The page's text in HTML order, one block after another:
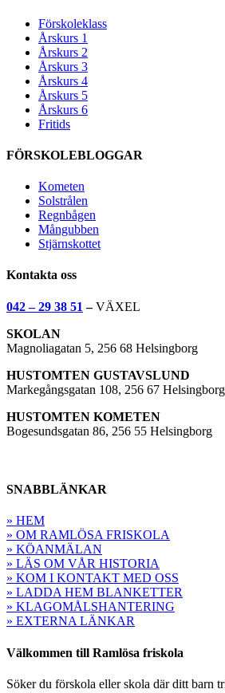
Förskoleklass
Årskurs 1
Årskurs 2
Årskurs 3
Årskurs 4
Årskurs 5
Årskurs 6
Fritids
FÖRSKOLEBLOGGAR
Kometen
Solstrålen
Regnbågen
Mångubben
Stjärnskottet
Kontakta oss
042 – 29 38 51 –VÄXEL
SKOLAN
Magnoliagatan 5, 256 68 Helsingborg
HUSTOMTEN GUSTAVSLUND
Markegångsgatan 108, 256 67 Helsingborg
HUSTOMTEN KOMETEN
Bogesundsgatan 86, 256 55 Helsingborg
SNABBLÄNKAR
» HEM
» OM RAMLÖSA FRISKOLA
» KÖANMÄLAN
» LÄS OM VÅR HISTORIA
» KOM I KONTAKT MED OSS
» LADDA HEM BLANKETTER
» KLAGOMÅLSHANTERING
» EXTERNA LÄNKAR
Välkommen till Ramlösa friskola
Söker du förskola eller skola där ditt barn